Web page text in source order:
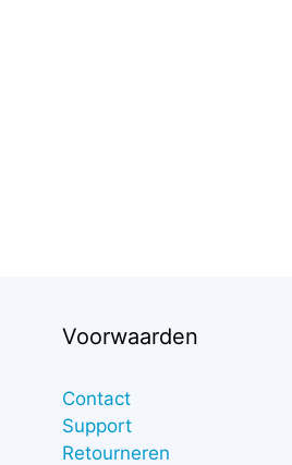
Voorwaarden
Contact
Support
Retourneren